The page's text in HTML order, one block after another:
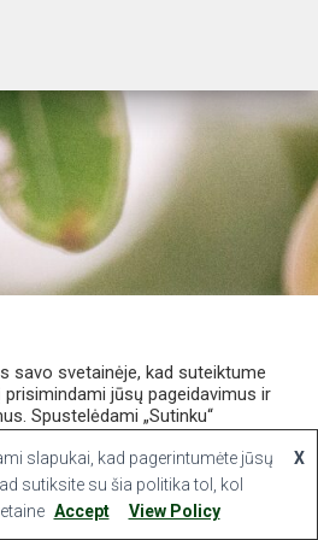
VAISTINĘ MANO PASKYRA
byThemeIsle
savo svetainėje, kad suteiktume
jūsų pageidavimus ir
Spustelėdami „Sutinku“
Sutinku
slapukai, kad pagerintumėte jūsų
sutiksite su šia politika tol, kol
X
Accept View Policy